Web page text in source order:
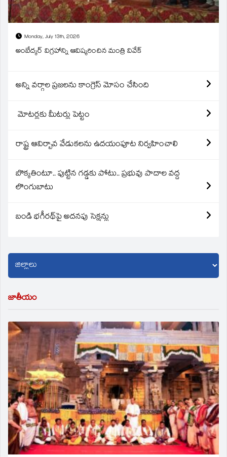
Monday, July 13th, 2026
అంబేద్కర్ విగ్రహాన్ని ఆవిష్కరించిన మంత్రి వివేక్
అన్ని వర్గాల ప్రజలను కాంగ్రెస్ మోసం చేసింది
మోటర్లకు మీటర్లు పెట్టం
రాష్ట్ర ఆవిర్బావ వేడుకలను ఉదయంపూట నిర్వహించాలి
బొక్కతింటూ.. పుట్టిన గడ్డకు పోటు.. ప్రభువు పాదాల వద్ద
లొంగుబాటు
బండి భగీరథ్‌పై అదనపు సెక్షన్లు
జాతీయం